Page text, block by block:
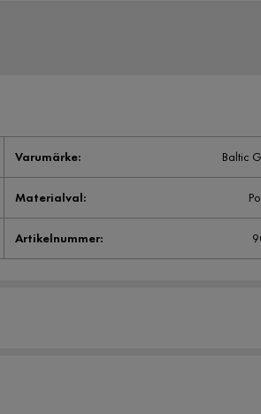
Varumärke: Baltic
Materialval:
Artikelnummer: